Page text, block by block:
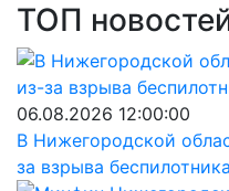
ТОП
06.08.2026 12:00:00
В Нижегородской
за взрыва беспилотника